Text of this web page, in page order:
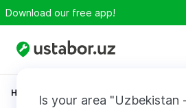
Download our free app!
Is your area "Uzbekistan
Home